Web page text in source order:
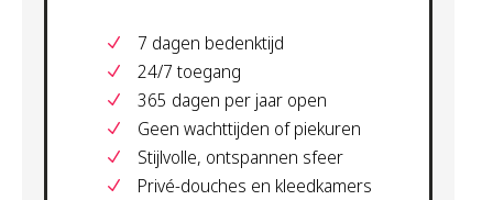
7 dagen bedenktijd
24/7 toegang
365 dagen per jaar open
Geen wachttijden of piekuren
Stijlvolle, ontspannen sfeer
Privé-douches en kleedkamers